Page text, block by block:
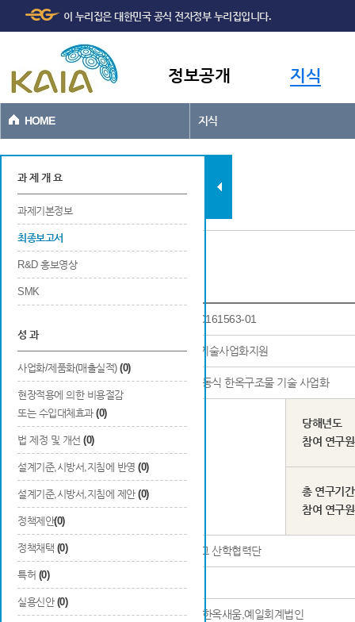
본문바로가기
이 누리집은 대한민국 공식 전자정부 누리집입니다.
정보공개 지식
HOME 지식
과제현황
과 제 개 요
과제기본정보
최종보고서
R&D 홍보영상
SMK
성 과
사업화/제품화(매출실적) (0)
현장적용에 의한 비용절감
또는 수입대체효과 (0)
법 제정 및 개선 (0)
설계기준,시방서,지침에 반영 (0)
설계기준,시방서,지침에 제안 (0)
정책제안(0)
정책채택 (0)
특허 (0)
실용신안 (0)
최종보고서
21TBIP-C161563-01
연구사업명 국토교통기술사업화지원
연구과제명 공업화 이동식 한옥구조물 기술 사업화
연구책임자
당해년도
참여 연구
총 연구기간
참여 연구
연구기관명 및 소속부서 명지대학교 산학협력단
참여기업명
참여연구기관명 주식회사 한옥새움,예일회계법인